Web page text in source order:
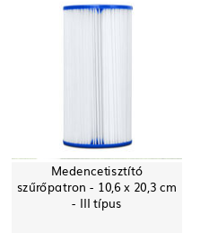
Medencetisztító
szűrőpatron - 10,6 x 20,3 cm
- III típus